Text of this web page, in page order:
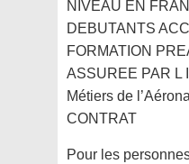
NIVEAU EN
DEBUTANTS
FORMATION
ASSUREE PAR L
Métiers de
CONTRAT
Pour les